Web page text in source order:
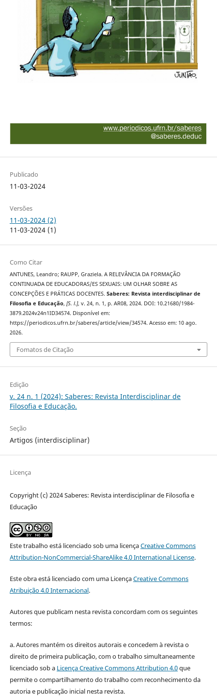
Publicado
11-03-2024
Versões
11-03-2024 (2)
11-03-2024 (1)
Como Citar
ANTUNES, Leandro; RAUPP, Graziela. A RELEVÂNCIA DA FORMAÇÃO
CONTINUADA DE EDUCADORAS/ES SEXUAIS: UM OLHAR SOBRE AS
CONCEPÇÕES E PRÁTICAS DOCENTES. Saberes: Revista interdisciplinar de
Filosofia e Educação, [S. l.], v. 24, n. 1, p. AR08, 2024. DOI: 10.21680/1984-
3879.2024v24n1ID34574. Disponível em:
https://periodicos.ufrn.br/saberes/article/view/34574. Acesso em: 10 ago.
2026.
Fomatos de Citação
Edição
v. 24 n. 1 (2024): Saberes: Revista Interdisciplinar de
Filosofia e Educação.
Seção
Artigos (interdisciplinar)
Licença
Copyright (c) 2024 Saberes: Revista interdisciplinar de Filosofia e
Educação
Este trabalho está licenciado sob uma licençaCreative Commons
Attribution-NonCommercial-ShareAlike 4.0 International License.
Este obra está licenciado com uma LicençaCreative Commons
Atribuição 4.0 Internacional.
Autores que publicam nesta revista concordam com os seguintes
termos:
a. Autores mantém os direitos autorais e concedem à revista o
direito de primeira publicação, com o trabalho simultaneamente
licenciado sob a Licença Creative Commons Attribution 4.0que
permite o compartilhamento do trabalho com reconhecimento da
autoria e publicação inicial nesta revista.